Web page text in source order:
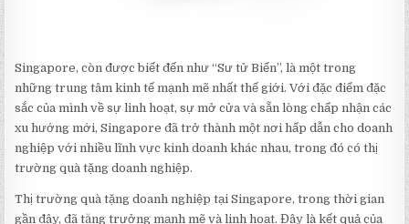
Singapore, còn được biết đến như “Sư tử Biển”, là một trong
những trung tâm kinh tế mạnh mẽ nhất thế giới. Với đặc điểm đặc
sắc của mình về sự linh hoạt, sự mở cửa và sẵn lòng chấp nhận các
xu hướng mới, Singapore đã trở thành một nơi hấp dẫn cho doanh
nghiệp với nhiều lĩnh vực kinh doanh khác nhau, trong đó có thị
trường quà tặng doanh nghiệp.
Thị trường quà tặng doanh nghiệp tại Singapore, trong thời gian
gần đây, đã tăng trưởng mạnh mẽ và linh hoạt. Đây là kết quả của